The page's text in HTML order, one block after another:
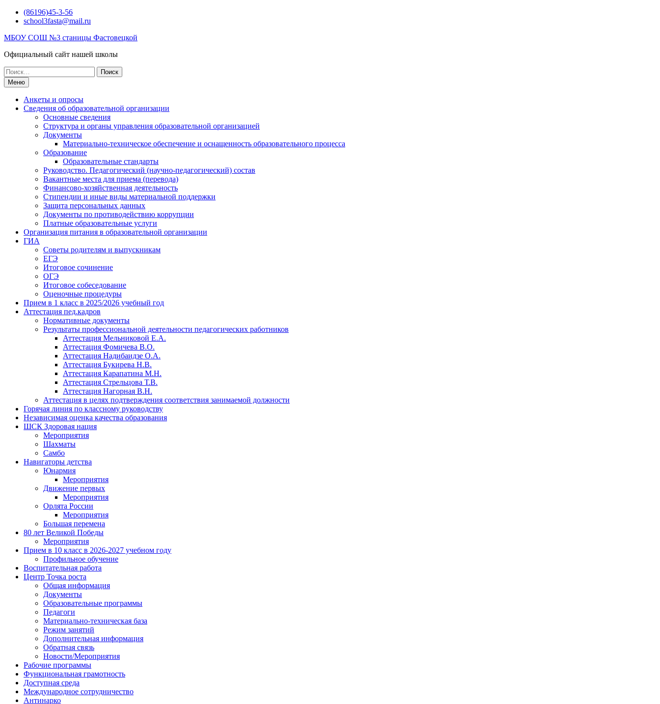
Перейти(86196)45-3-56
school3fasta@mail.ru
МБОУ СОШ №3 станицы Фастовецкой
Официальный сайт нашей школы
Поиск
по:Меню
Анкеты и опросы
Сведения об образовательной организации
Основные сведения
Структура и органы управления образовательной организацией
Документы
Материально-техническое обеспечение и оснащенность образовательного процесса
Образование
Образовательные стандарты
Руководство. Педагогический (научно-педагогический) состав
Вакантные места для приема (перевода)
Финансово-хозяйственная деятельность
Стипендии и иные виды материальной поддержки
Защита персональных данных
Документы по противодействию коррупции
Платные образовательные услуги
Организация питания в образовательной организации
ГИА
Советы родителям и выпускникам
ЕГЭ
Итоговое сочинение
ОГЭ
Итоговое собеседование
Оценочные процедуры
Прием в 1 класс в 2025/2026 учебный год
Аттестация пед.кадров
Нормативные документы
Результаты профессиональной деятельности педагогических работников
Аттестация Мельниковой Е.А.
Аттестация Фомичева В.О.
Аттестация Надибаидзе О.А.
Аттестация Букирева Н.В.
Аттестация Карапатина М.Н.
Аттестация Стрельцова Т.В.
Аттестация Нагорная В.Н.
Аттестация в целях подтверждения соответствия занимаемой должности
Горячая линия по классному руководству
Независимая оценка качества образования
ШСК Здоровая нация
Мероприятия
Шахматы
Самбо
Навигаторы детства
Юнармия
Мероприятия
Движение первых
Мероприятия
Орлята России
Мероприятия
Большая перемена
80 лет Великой Победы
Мероприятия
Прием в 10 класс в 2026-2027 учебном году
Профильное обучение
Воспитательная работа
Центр Точка роста
Общая информация
Документы
Образовательные программы
Педагоги
Материально-техническая база
Режим занятий
Дополнительная информация
Обратная связь
Новости/Мероприятия
Рабочие программы
Функциональная грамотность
Доступная среда
Международное сотрудничество
Антинарко